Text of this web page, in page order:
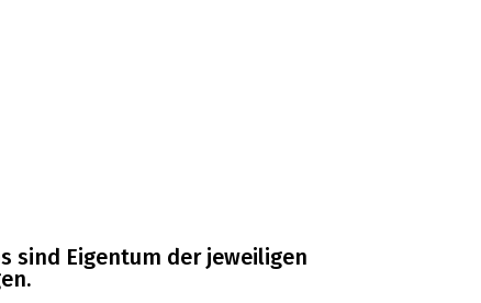
sind Eigentum der jeweiligen